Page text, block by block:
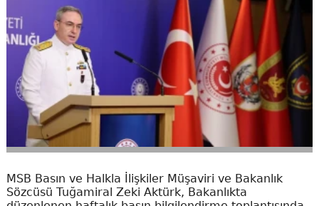
MSB Basın ve Halkla İlişkiler Müşaviri ve Bakanlık
Sözcüsü Tuğamiral Zeki Aktürk, Bakanlıkta